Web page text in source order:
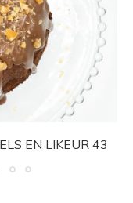
EN LIKEUR 43